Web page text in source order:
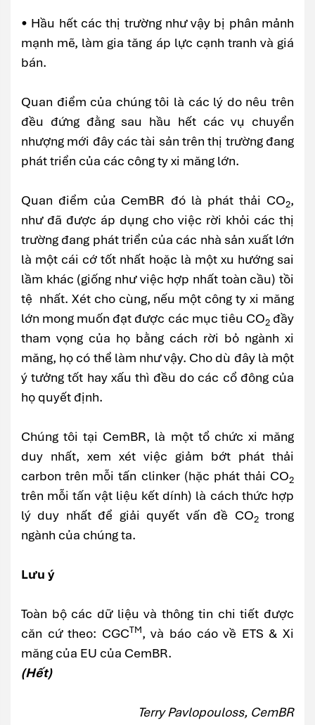
• Hầu hết các thị trường như vậy bị phân mảnh
mạnh mẽ, làm gia tăng áp lực cạnh tranh và giá
bán.
Quan điểm của chúng tôi là các lý do nêu trên
đều đứng đằng sau hầu hết các vụ chuyển
nhượng mới đây các tài sản trên thị trường đang
phát triển của các công ty xi măng lớn.
Quan điểm của CemBR đó là phát thải CO2,
như đã được áp dụng cho việc rời khỏi các thị
trường đang phát triển của các nhà sản xuất lớn
là một cái cớ tốt nhất hoặc là một xu hướng sai
lầm khác (giống như việc hợp nhất toàn cầu) tồi
tệ nhất. Xét cho cùng, nếu một công ty xi măng
lớn mong muốn đạt được các mục tiêu CO2đầy
tham vọng của họ bằng cách rời bỏ ngành xi
măng, họ có thể làm như vậy. Cho dù đây là một
ý tưởng tốt hay xấu thì đều do các cổ đông của
họ quyết định.
Chúng tôi tại CemBR, là một tổ chức xi măng
duy nhất, xem xét việc giảm bớt phát thải
carbon trên mỗi tấn clinker (hặc phát thải CO2
trên mỗi tấn vật liệu kết dính) là cách thức hợp
lý duy nhất để giải quyết vấn đề CO2trong
ngành của chúng ta.
Lưu ý
Toàn bộ các dữ liệu và thông tin chi tiết được
căn cứ theo: CGCTM, và báo cáo về ETS & Xi
măng của EU của CemBR.
(Hết)
Terry Pavlopouloss, CemBR